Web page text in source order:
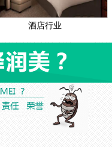
酒店行业